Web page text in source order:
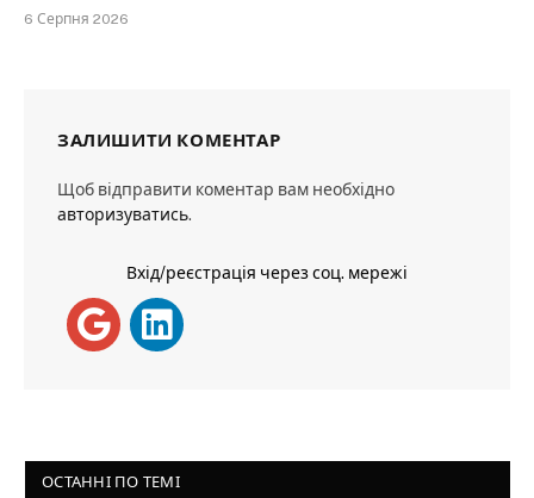
6 Серпня 2026
ЗАЛИШИТИ КОМЕНТАР
Щоб відправити коментар вам необхідно
авторизуватись.
Вхід/реєстрація через соц. мережі
ОСТАННІ ПО ТЕМІ